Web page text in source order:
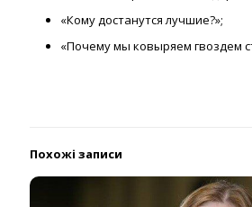
«Кому достанутся лучшие?»;
«Почему мы ковыряем гвоздем
Похожі записи